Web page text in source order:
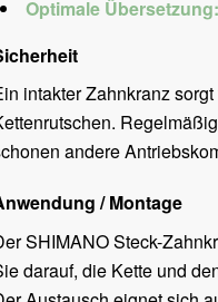
Optimale Übersetzung:
intakter Zahnkranz
andere
/ Montage
SHIMANO Steck-
darauf, die Kette und